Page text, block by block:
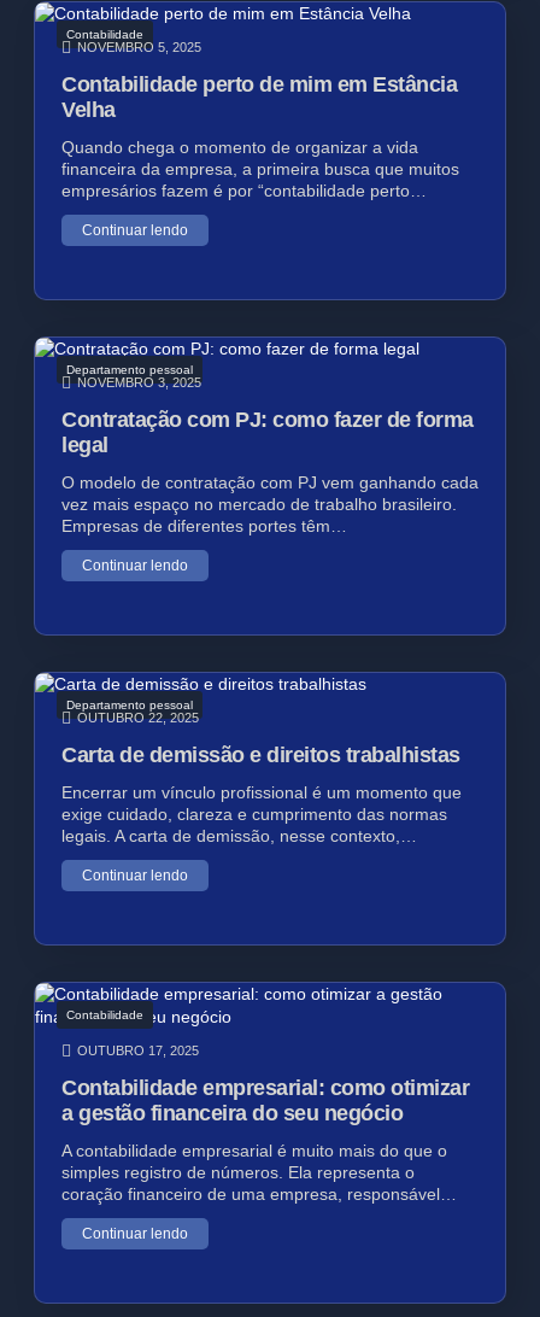
Contabilidade
NOVEMBRO 5, 2025
Contabilidade perto de mim em Estância
Velha
Quando chega o momento de organizar a vida
financeira da empresa, a primeira busca que muitos
empresários fazem é por “contabilidade perto…
Continuar lendo
Departamento pessoal
NOVEMBRO 3, 2025
Contratação com PJ: como fazer de forma
legal
O modelo de contratação com PJ vem ganhando cada
vez mais espaço no mercado de trabalho brasileiro.
Empresas de diferentes portes têm…
Continuar lendo
Departamento pessoal
OUTUBRO 22, 2025
Carta de demissão e direitos trabalhistas
Encerrar um vínculo profissional é um momento que
exige cuidado, clareza e cumprimento das normas
legais. A carta de demissão, nesse contexto,…
Continuar lendo
Contabilidade
OUTUBRO 17, 2025
Contabilidade empresarial: como otimizar
a gestão financeira do seu negócio
A contabilidade empresarial é muito mais do que o
simples registro de números. Ela representa o
coração financeiro de uma empresa, responsável…
Continuar lendo